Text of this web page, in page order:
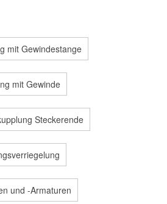
mit Gewindestange
mit Gewinde
Steckerende
und -Armaturen